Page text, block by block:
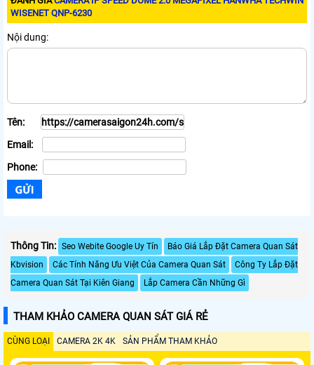
WISENET QNP-6230
Nội dung:
Tên:
Email:
Phone:
Thông Tin: Seo Webite Google Uy Tín
Báo Giá Lắp Đặt Camera Quan Sát
Kbvision
Các Tính Năng Ưu Việt Của Camera Quan Sát
Công Ty Lắp Đặt
Camera Quan Sát Tại Kiên Giang
Lắp Camera Cần Những Gì
THAM KHẢO CAMERA QUAN SÁT GIÁ RẺ
CÙNG LOẠI CAMERA 2K 4K SẢN PHẨM THAM KHẢO